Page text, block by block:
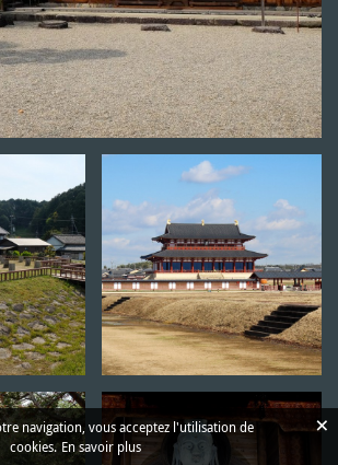
navigation, vous acceptez l'utilisation de
cookies. En savoir plus
×